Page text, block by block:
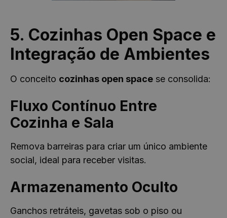
5. Cozinhas Open Space e
Integração de Ambientes
O conceito cozinhas open space se consolida:
Fluxo Contínuo Entre
Cozinha e Sala
Remova barreiras para criar um único ambiente
social, ideal para receber visitas.
Armazenamento Oculto
Ganchos retráteis, gavetas sob o piso ou